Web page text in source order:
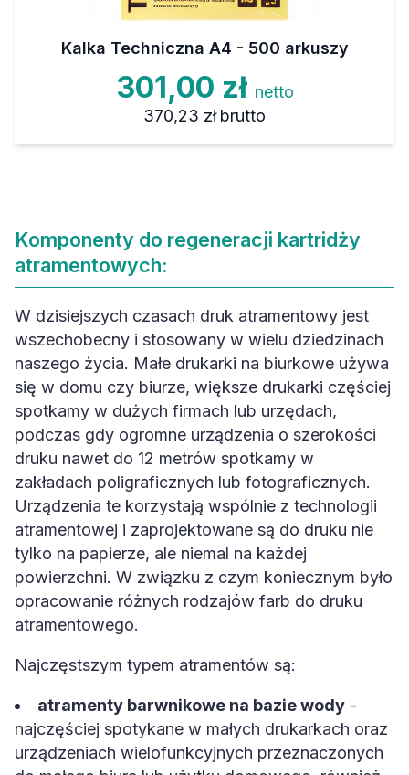
Kalka Techniczna A4 - 500 arkuszy
301,00 zł netto
370,23 zł brutto
Komponenty do regeneracji kartridży
atramentowych:
W dzisiejszych czasach druk atramentowy jest
wszechobecny i stosowany w wielu dziedzinach
naszego życia. Małe drukarki na biurkowe używa
się w domu czy biurze, większe drukarki częściej
spotkamy w dużych firmach lub urzędach,
podczas gdy ogromne urządzenia o szerokości
druku nawet do 12 metrów spotkamy w
zakładach poligraficznych lub fotograficznych.
Urządzenia te korzystają wspólnie z technologii
atramentowej i zaprojektowane są do druku nie
tylko na papierze, ale niemal na każdej
powierzchni. W związku z czym koniecznym było
opracowanie różnych rodzajów farb do druku
atramentowego.
Najczęstszym typem atramentów są:
atramenty barwnikowe na bazie wody -
najczęściej spotykane w małych drukarkach oraz
urządzeniach wielofunkcyjnych przeznaczonych